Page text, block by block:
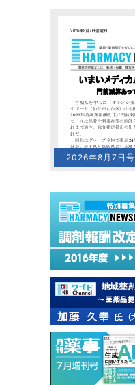
2026年8月7日号